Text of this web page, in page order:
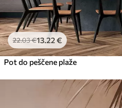
22.03€13 .22 €
Pot do peščene plaže